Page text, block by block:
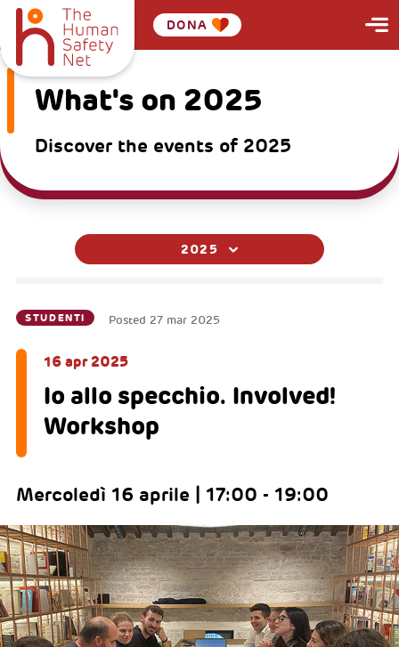
DONA
What's on 2025
Discover the events of 2025
2025
STUDENTI Posted 27 mar 2025
16 apr 2025
Io allo specchio. Involved!
Workshop
Mercoledì 16 aprile | 17:00 - 19:00